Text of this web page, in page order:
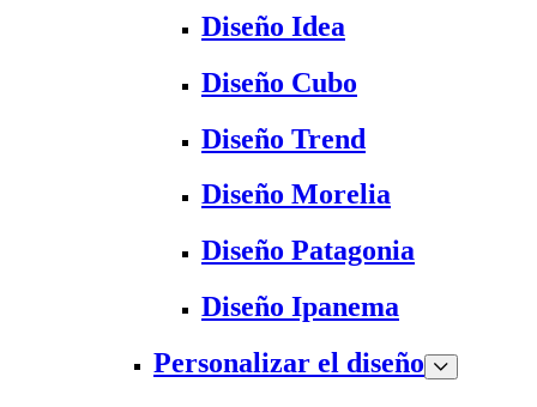
Diseño Idea
Diseño Cubo
Diseño Trend
Diseño Morelia
Diseño Patagonia
Diseño Ipanema
Personalizar el diseño